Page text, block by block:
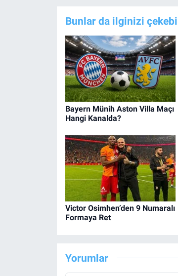
Bunlar da ilginizi
Bayern Münih Aston Villa Maçı
Hangi Kanalda?
Victor Osimhen’den 9 Numaralı
Formaya Ret
Yorumlar